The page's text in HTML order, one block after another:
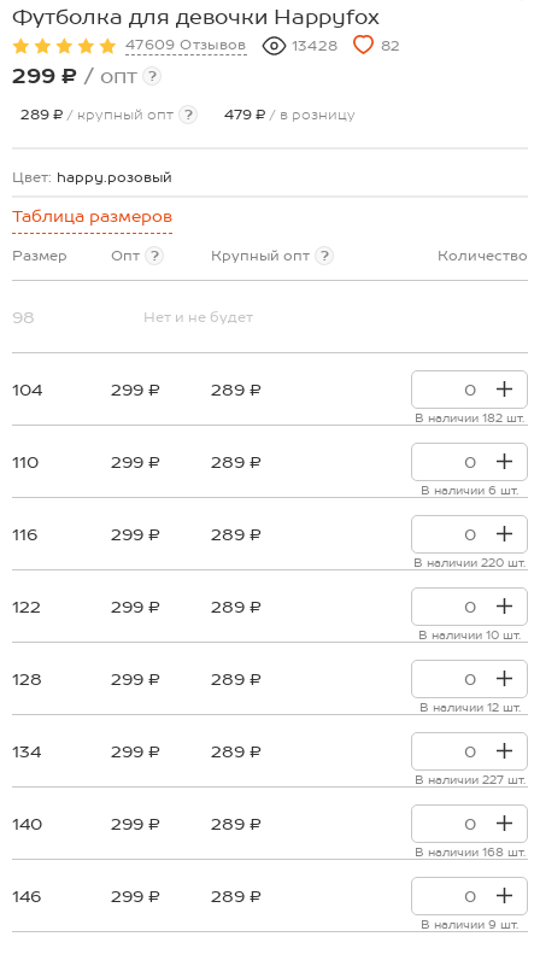
Футболка для девочки Happyfox
47609 Отзывов 13428 82
299 ₽ / опт ?
289 ₽ / крупный опт ? 479 ₽ / в розницу
Цвет: happy.розовый
Таблица размеров
Размер Опт ? Крупный опт ? Количество
98 Нет и не будет
104 299 ₽ 289 ₽
В наличии 182 шт.
110 299 ₽ 289 ₽
В наличии 6 шт.
116 299 ₽ 289 ₽
В наличии 220 шт.
122 299 ₽ 289 ₽
В наличии 10 шт.
128 299 ₽ 289 ₽
В наличии 12 шт.
134 299 ₽ 289 ₽
В наличии 227 шт.
140 299 ₽ 289 ₽
В наличии 168 шт.
146 299 ₽ 289 ₽
В наличии 9 шт.